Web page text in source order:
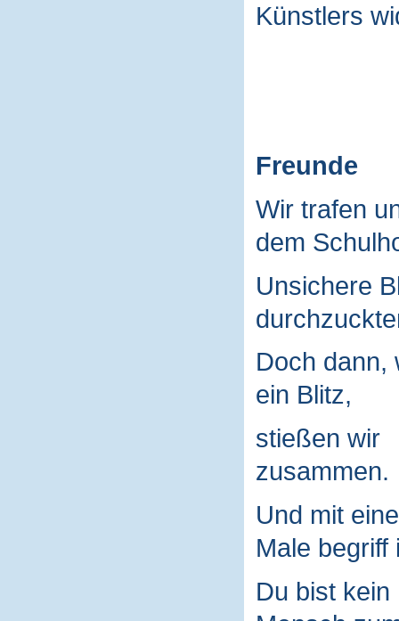
Künstlers
Freunde
Wir trafen
dem
Unsichere
Doch dann,
ein Blitz,
stießen wir
zusammen.
Und mit
Male begriff
Du bist kein